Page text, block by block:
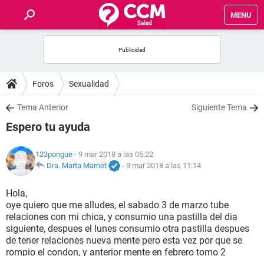
MENU
FOROS
SALUD
FAMILIA
NUTRICIÓN
BIENESTAR
SEXUALIDAD
Foros Sexualidad
Tema Anterior Siguiente Tema
Espero tu ayuda
123pongue - 9 mar 2018 a las 05:22
Dra. Marta Marnet
- 9 mar 2018 a las 11:14
Hola,
oye quiero que me alludes, el sabado 3 de marzo tube
relaciones con mi chica, y consumio una pastilla del dia
siguiente, despues el lunes consumio otra pastilla despues
de tener relaciones nueva mente pero esta vez por que se
rompio el condon, y anterior mente en febrero tomo 2